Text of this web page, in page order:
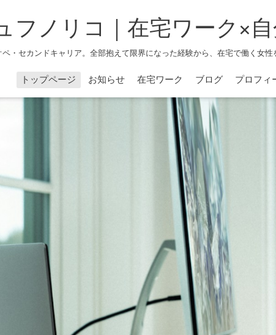
フノリコ｜在宅ワーク×
・セカンドキャリア。全部抱えて限界になった経験から、在宅で働く女
トップページ お知らせ 在宅ワーク ブログ プロフィ